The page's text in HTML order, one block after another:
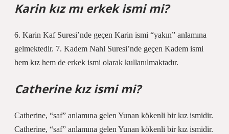
Karin kız mı erkek ismi mi?
6. Karin Kaf Suresi’nde geçen Karin ismi “yakın” anlamına
gelmektedir. 7. Kadem Nahl Suresi’nde geçen Kadem ismi
hem kız hem de erkek ismi olarak kullanılmaktadır.
Catherine kız ismi mi?
Catherine, “saf” anlamına gelen Yunan kökenli bir kız ismidir.
Catherine, “saf” anlamına gelen Yunan kökenli bir kız ismidir.